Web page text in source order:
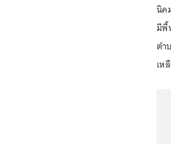
นิค
มีพื้
ตำ
เห